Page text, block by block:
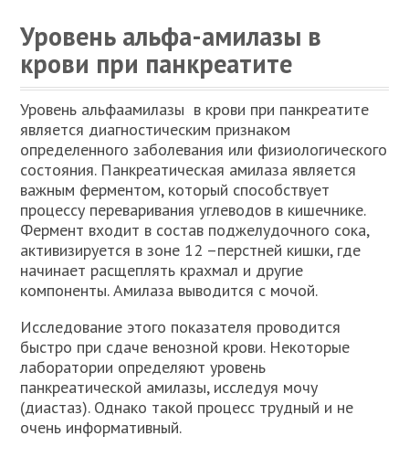
Уровень альфа-амилазы в
крови при панкреатите
Уровень альфаамилазы в крови при панкреатите
является диагностическим признаком
определенного заболевания или физиологического
состояния. Панкреатическая амилаза является
важным ферментом, который способствует
процессу переваривания углеводов в кишечнике.
Фермент входит в состав поджелудочного сока,
активизируется в зоне 12 –перстней кишки, где
начинает расщеплять крахмал и другие
компоненты. Амилаза выводится с мочой.
Исследование этого показателя проводится
быстро при сдаче венозной крови. Некоторые
лаборатории определяют уровень
панкреатической амилазы, исследуя мочу
(диастаз). Однако такой процесс трудный и не
очень информативный.